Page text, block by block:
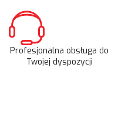
Profesjonalna obsługa do
Twojej dyspozycji